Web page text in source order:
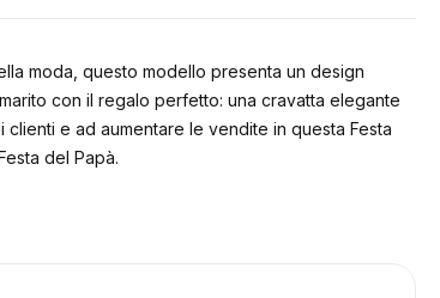
moda, questo modello presenta un design
con il regalo perfetto: una cravatta elegante
e ad aumentare le vendite in questa Festa
del Papà.